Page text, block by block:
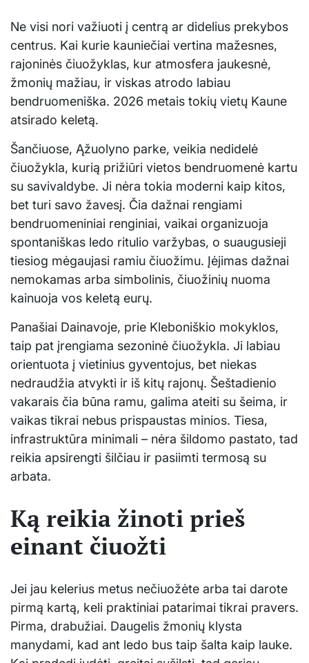
Ne visi nori važiuoti į centrą ar didelius prekybos
centrus. Kai kurie kauniečiai vertina mažesnes,
rajoninės čiuožyklas, kur atmosfera jaukesnė,
žmonių mažiau, ir viskas atrodo labiau
bendruomeniška. 2026 metais tokių vietų Kaune
atsirado keletą.
Šančiuose, Ąžuolyno parke, veikia nedidelė
čiuožykla, kurią prižiūri vietos bendruomenė kartu
su savivaldybe. Ji nėra tokia moderni kaip kitos,
bet turi savo žavesį. Čia dažnai rengiami
bendruomeniniai renginiai, vaikai organizuoja
spontaniškas ledo ritulio varžybas, o suaugusieji
tiesiog mėgaujasi ramiu čiuožimu. Įėjimas dažnai
nemokamas arba simbolinis, čiuožinių nuoma
kainuoja vos keletą eurų.
Panašiai Dainavoje, prie Kleboniškio mokyklos,
taip pat įrengiama sezoninė čiuožykla. Ji labiau
orientuota į vietinius gyventojus, bet niekas
nedraudžia atvykti ir iš kitų rajonų. Šeštadienio
vakarais čia būna ramu, galima ateiti su šeima, ir
vaikas tikrai nebus prispaustas minios. Tiesa,
infrastruktūra minimali – nėra šildomo pastato, tad
reikia apsirengti šilčiau ir pasiimti termosą su
arbata.
Ką reikia žinoti prieš
einant čiuožti
Jei jau kelerius metus nečiuožėte arba tai darote
pirmą kartą, keli praktiniai patarimai tikrai pravers.
Pirma, drabužiai. Daugelis žmonių klysta
manydami, kad ant ledo bus taip šalta kaip lauke.